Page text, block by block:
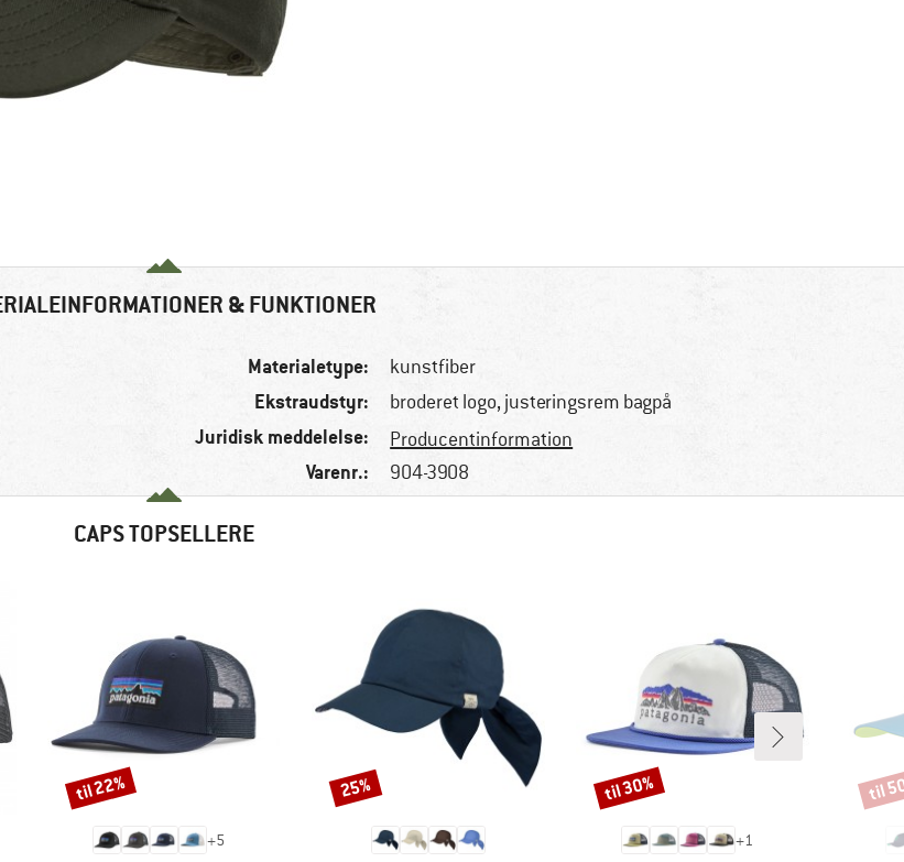
& FUNKTIONER
Materialetype: kunstfiber
Ekstraudstyr: broderet logo, justeringsrem bagpå
Juridisk meddelelse: Producentinformation
Varenr.: 904-3908
CAPS TOPSELLERE
+5
Rabat
til 22% Rabat
25%
+1
Rabat
til 30% Rabat
til